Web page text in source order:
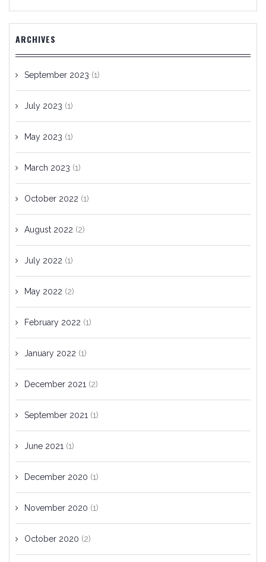
ARCHIVES
September 2023 (1)
July 2023 (1)
May 2023 (1)
March 2023 (1)
October 2022 (1)
August 2022 (2)
July 2022 (1)
May 2022 (2)
February 2022 (1)
January 2022 (1)
December 2021 (2)
September 2021 (1)
June 2021 (1)
December 2020 (1)
November 2020 (1)
October 2020 (2)